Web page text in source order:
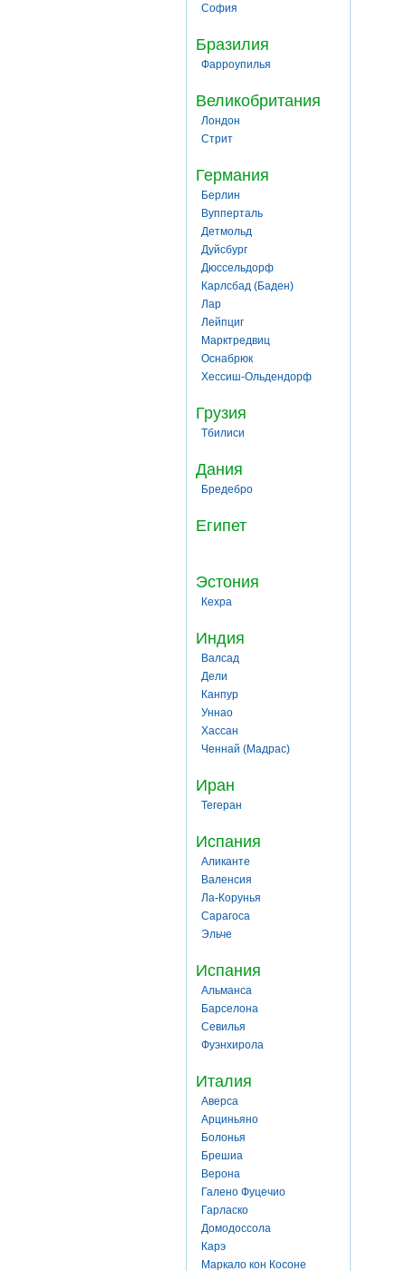
София
Бразилия
Фарроупилья
Великобритания
Лондон
Стрит
Германия
Берлин
Вупперталь
Детмольд
Дуйсбург
Дюссельдорф
Карлсбад (Баден)
Лар
Лейпциг
Марктредвиц
Оснабрюк
Хессиш-Ольдендорф
Грузия
Тбилиси
Дания
Бредебро
Египет
Эстония
Кехра
Индия
Валсад
Дели
Канпур
Уннао
Хассан
Ченнай (Мадрас)
Иран
Тегеран
Испания
Аликанте
Валенсия
Ла-Корунья
Сарагоса
Эльче
Испания
Альманса
Барселона
Севилья
Фуэнхирола
Италия
Аверса
Арциньяно
Болонья
Брешиа
Верона
Галено Фуцечио
Гарласко
Домодоссола
Карэ
Маркало кон Косоне